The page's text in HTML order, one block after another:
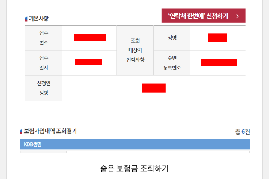
숨은 보험금 조회하기